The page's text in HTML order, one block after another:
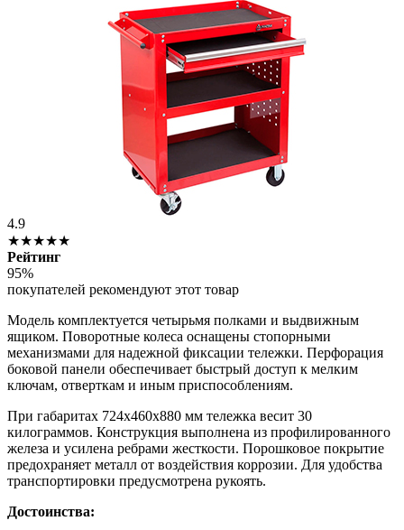
4.9
★★★★★
Рейтинг
95%
покупателей рекомендуют этот товар
Модель комплектуется четырьмя полками и выдвижным
ящиком. Поворотные колеса оснащены стопорными
механизмами для надежной фиксации тележки. Перфорация
боковой панели обеспечивает быстрый доступ к мелким
ключам, отверткам и иным приспособлениям.
При габаритах 724х460х880 мм тележка весит 30
килограммов. Конструкция выполнена из профилированного
железа и усилена ребрами жесткости. Порошковое покрытие
предохраняет металл от воздействия коррозии. Для удобства
транспортировки предусмотрена рукоять.
Достоинства: